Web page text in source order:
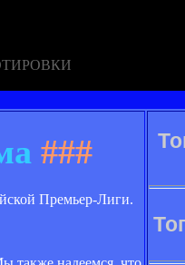
###
Премьер-Лиги.